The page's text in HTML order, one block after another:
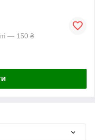
— 150 ₴